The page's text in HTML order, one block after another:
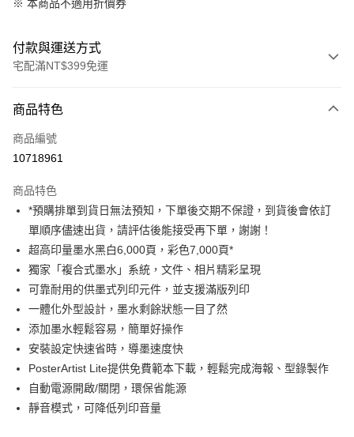
※ 本商品不適用折價券
付款與運送方式
宅配滿NT$399免運
信用卡一次付款
信用卡分期付款
合作金庫商業銀行
華南商業銀行
彰化商業銀行
上海商業儲蓄銀行
台北富邦商業銀行
國泰世華商業銀行
兆豐國際商業銀行
臺灣中小企業銀行
台中商業銀行
匯豐（台灣）商業銀行
華泰商業銀行
聯邦商業銀行
遠東國際商業銀行
元大商業銀行
永豐商業銀行
玉山商業銀行
台新國際商業銀行
台灣樂天信用卡公司
6 期 0 利率 每期
華南商業銀行
彰化商業銀行
上海商業儲蓄銀行
台北富邦商業銀行
國泰世華商業銀行
兆豐國際商業銀行
臺灣中小企業銀行
台中商業銀行
匯豐（台灣）商業銀行
華泰商業銀行
聯邦商業銀行
元大商業銀行
玉山商業銀行
台新國際商業銀行
中國信託商業銀行
台灣樂天信用卡公司
12 期 0 利率 每期 NT$215 21家銀行
合作金庫商業銀行
第一商業銀行
上海商業儲蓄銀行
台北富邦商業銀行
國泰世華商業銀行
兆豐國際商業銀行
臺灣中小企業銀行
台中商業銀行
匯豐（台灣）商業銀行
聯邦商業銀行
永豐商業銀行
星展（台灣）商業銀行
台新國際商業銀行
台灣樂天信用卡公司
LINE Pay
Apple Pay
街口支付
悠遊付
Google Pay
全支付
商品特色
商品編號
10718961
商品特色
*預購排單到貨日無法預知，下單後交期不保證，到貨後會依訂
單順序儘速出貨，請評估後能接受再下單，謝謝！
超高印量墨水黑白6,000頁，彩色7,000頁*
獨家「複合式墨水」系統，文件、相片精彩呈現
可靠耐用的供墨式列印元件，並支援滿版列印
一體化外型設計，墨水剩餘狀態一目了然
添加墨水輕鬆容易，簡單好操作
安裝設定快速省時，導墨速度快
PosterArtist Lite提供免費範本下載，輕鬆完成海報、型錄製作
自動電源開啟/關閉，環保省能源
靜音模式，可降低列印音量